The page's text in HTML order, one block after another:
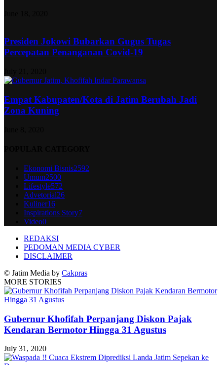
Presiden Jokowi Bubarkan Gugus Tugas
Percepatan Penanganan Covid-19
Empat Kabupaten/Kota di Jatim Berubah Jadi
Zona Kuning
Ekonomi Bisnis2592
Umum2500
Lifestyle572
Advetorial26
Kuliner16
Inspirations Story7
Video0
REDAKSI
PEDOMAN MEDIA CYBER
DISCLAIMER
© Jatim Media by Cakpras
MORE STORIES
Gubernur Khofifah Perpanjang Diskon Pajak
Kendaran Bermotor Hingga 31 Agustus
July 31, 2020